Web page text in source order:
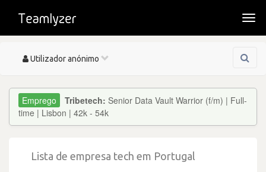
Toggle
Utilizador anónimo
Tribetech: Senior Data Vault Warrior (f/m) | Full-
time | Lisbon | 42k - 54k
Lista de empresa tech em Portugal